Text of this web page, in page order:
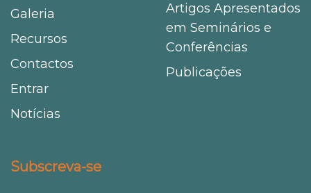
Galeria
Recursos
Contactos
Entrar
Notícias
Artigos Apresentados
em Seminários e
Conferências
Publicações
Subscreva-se